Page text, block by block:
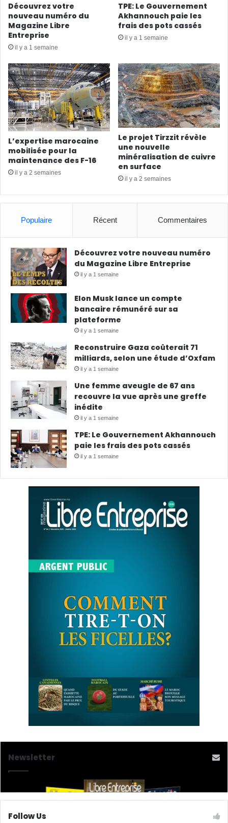
Découvrez votre
nouveau numéro du
Magazine Libre
Entreprise
il y a 1 semaine
TPE: Le Gouvernement
Akhannouch paie les
frais des pots cassés
il y a 1 semaine
L’expertise marocaine
mobilisée pour la
maintenance des F-16
il y a 2 semaines
Le projet Tirzzit révèle
une nouvelle
minéralisation de cuivre
en surface
il y a 2 semaines
Populaire Récent Commentaires
Découvrez votre nouveau numéro
du Magazine Libre Entreprise
il y a 1 semaine
Elon Musk lance un compte
bancaire rémunéré sur sa
plateforme
il y a 1 semaine
Reconstruire Gaza coûterait 71
milliards, selon une étude d’Oxfam
il y a 1 semaine
Une femme aveugle de 67 ans
recouvre la vue après une greffe
inédite
il y a 1 semaine
TPE: Le Gouvernement Akhannouch
paie les frais des pots cassés
il y a 1 semaine
Newsletter
Follow Us